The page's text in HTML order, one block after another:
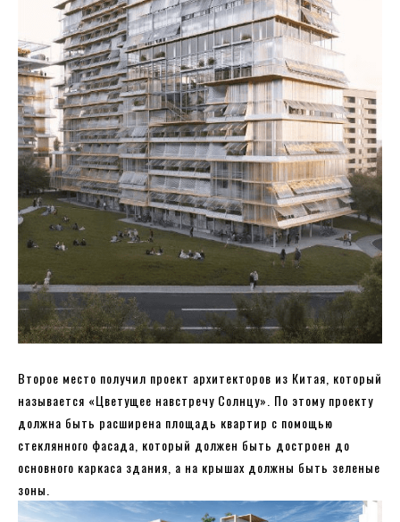
Второе место получил проект архитекторов из Китая, который
называется «Цветущее навстречу Солнцу». По этому проекту
должна быть расширена площадь квартир с помощью
стеклянного фасада, который должен быть достроен до
основного каркаса здания, а на крышах должны быть зеленые
зоны.